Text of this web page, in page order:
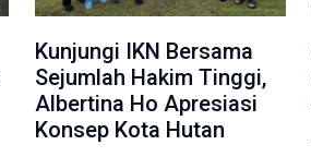
Kunjungi IKN Bersama
Sejumlah Hakim Tinggi,
Albertina Ho Apresiasi
Konsep Kota Hutan